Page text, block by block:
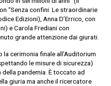
“Senza confini. Le straordinarie
Edizioni), Anna D’Errico, con
e Carola Frediani con
grande attenzione dai giurati.
la cerimonia finale all’Auditorium
le misure di sicurezza)
pandemia. È toccato ad
giuria ma anche il ricercatore